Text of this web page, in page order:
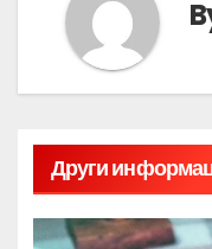
Други